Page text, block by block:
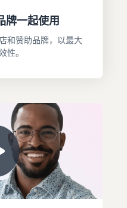
牌一起使用
和赞助品牌，以最大
性。